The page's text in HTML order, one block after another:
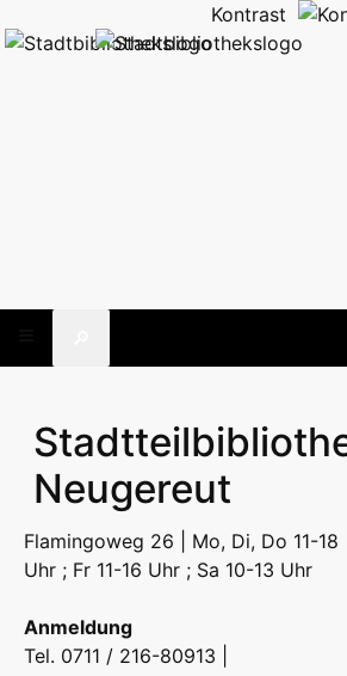
Kontrast
Neugereut
Flamingoweg 26 | Mo, Di, Do 11-18
Uhr ; Fr 11-16 Uhr ; Sa 10-13 Uhr
Anmeldung
Tel. 0711 / 216-80913 |